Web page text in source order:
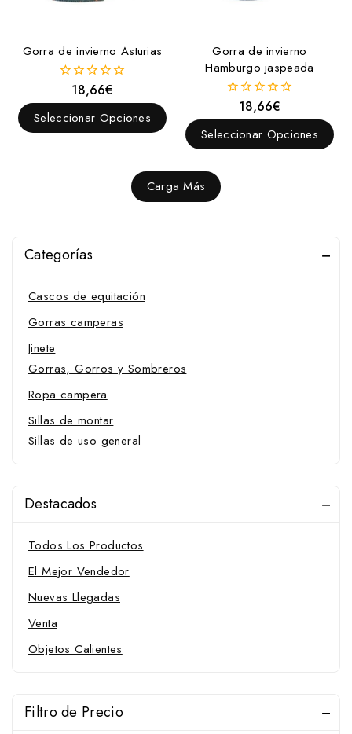
Gorra de invierno Asturias
fuera
de
18,66€
Seleccionar Opciones
Gorra de invierno
Hamburgo jaspeada
fuera
de
18,66€
Seleccionar Opciones
Carga Más
Categorías
Cascos de equitación
Gorras camperas
Jinete
Gorras, Gorros y Sombreros
Ropa campera
Sillas de montar
Sillas de uso general
Destacados
Todos Los Productos
El Mejor Vendedor
Nuevas Llegadas
Venta
Objetos Calientes
Filtro de Precio